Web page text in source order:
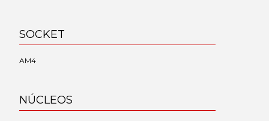
SOCKET
AM4
NÚCLEOS